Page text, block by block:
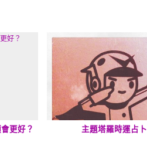
更好？ 主題塔羅時運占卜